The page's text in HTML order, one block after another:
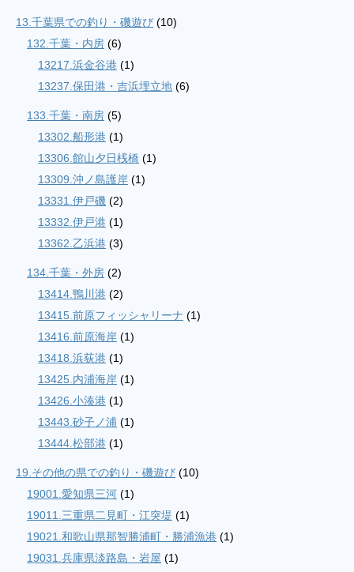
13.千葉県での釣り・磯遊び (10)
132.千葉・内房 (6)
13217.浜金谷港 (1)
13237.保田港・吉浜埋立地 (6)
133.千葉・南房 (5)
13302.船形港 (1)
13306.館山夕日桟橋 (1)
13309.沖ノ島護岸 (1)
13331.伊戸磯 (2)
13332.伊戸港 (1)
13362.乙浜港 (3)
134.千葉・外房 (2)
13414.鴨川港 (2)
13415.前原フィッシャリーナ (1)
13416.前原海岸 (1)
13418.浜荻港 (1)
13425.内浦海岸 (1)
13426.小湊港 (1)
13443.砂子ノ浦 (1)
13444.松部港 (1)
19.その他の県での釣り・磯遊び (10)
19001.愛知県三河 (1)
19011.三重県二見町・江突堤 (1)
19021.和歌山県那智勝浦町・勝浦漁港 (1)
19031.兵庫県淡路島・岩屋 (1)